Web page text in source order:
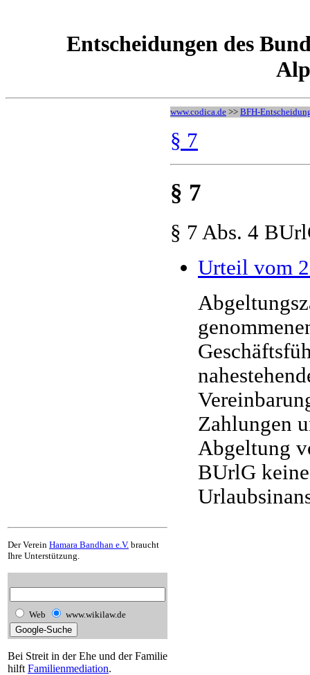
Entscheidungen des
Der Verein Hamara Bandhan e.V. braucht
Ihre Unterstützung.
Web www.wikilaw.de
Bei Streit in der Ehe und der Familie
hilft Familienmediation.
www.codica.de >> BFH-
§ 7
§ 7
§ 7 Abs. 4
Urteil vom
Zahlungen
Abgeltung
BUrlG